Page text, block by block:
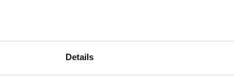
14
Details
van onze klanten